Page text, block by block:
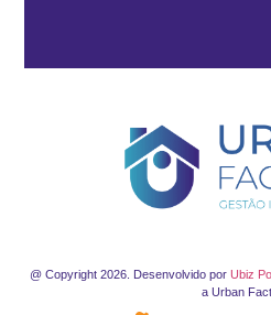
@ Copyright 2026. Desenvolvido por Ubiz
a Urban